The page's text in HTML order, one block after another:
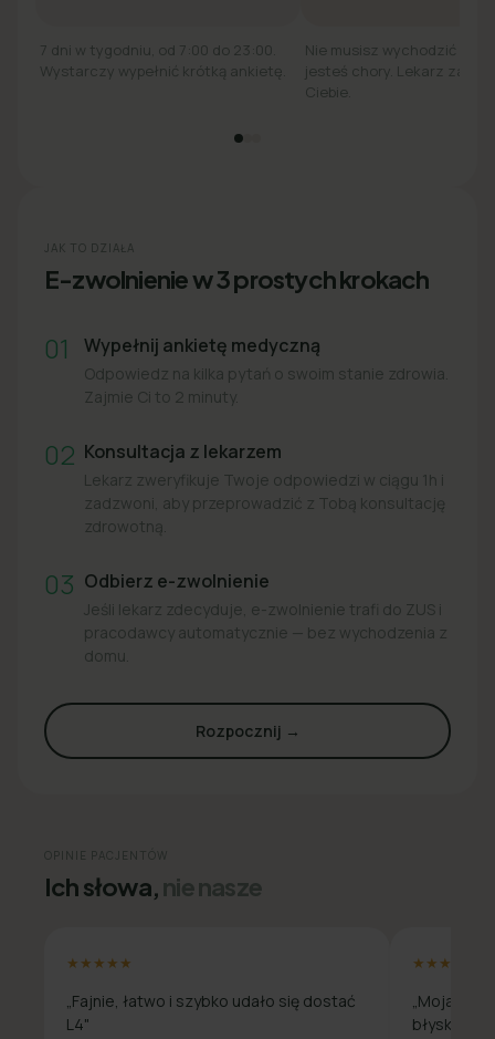
7 dni w tygodniu, od 7:00 do 23:00.
Wystarczy wypełnić krótką ankietę.
Nie musisz wychodzić z
jesteś chory. Lekarz
Ciebie.
JAK TO DZIAŁA
E-zwolnienie w 3 prostych krokach
01 Wypełnij ankietę medyczną
Odpowiedz na kilka pytań o swoim stanie zdrowia.
Zajmie Ci to 2 minuty.
02 Konsultacja z lekarzem
Lekarz zweryfikuje Twoje odpowiedzi w ciągu 1h i
zadzwoni, aby przeprowadzić z Tobą konsultację
zdrowotną.
03 Odbierz e-zwolnienie
Jeśli lekarz zdecyduje, e-zwolnienie trafi do ZUS i
pracodawcy automatycznie — bez wychodzenia z
domu.
Rozpocznij →
OPINIE PACJENTÓW
Ich słowa,nie nasze
★★★★★
„Fajnie, łatwo i szybko udało się dostać
L4"
★★★★★
„Moja